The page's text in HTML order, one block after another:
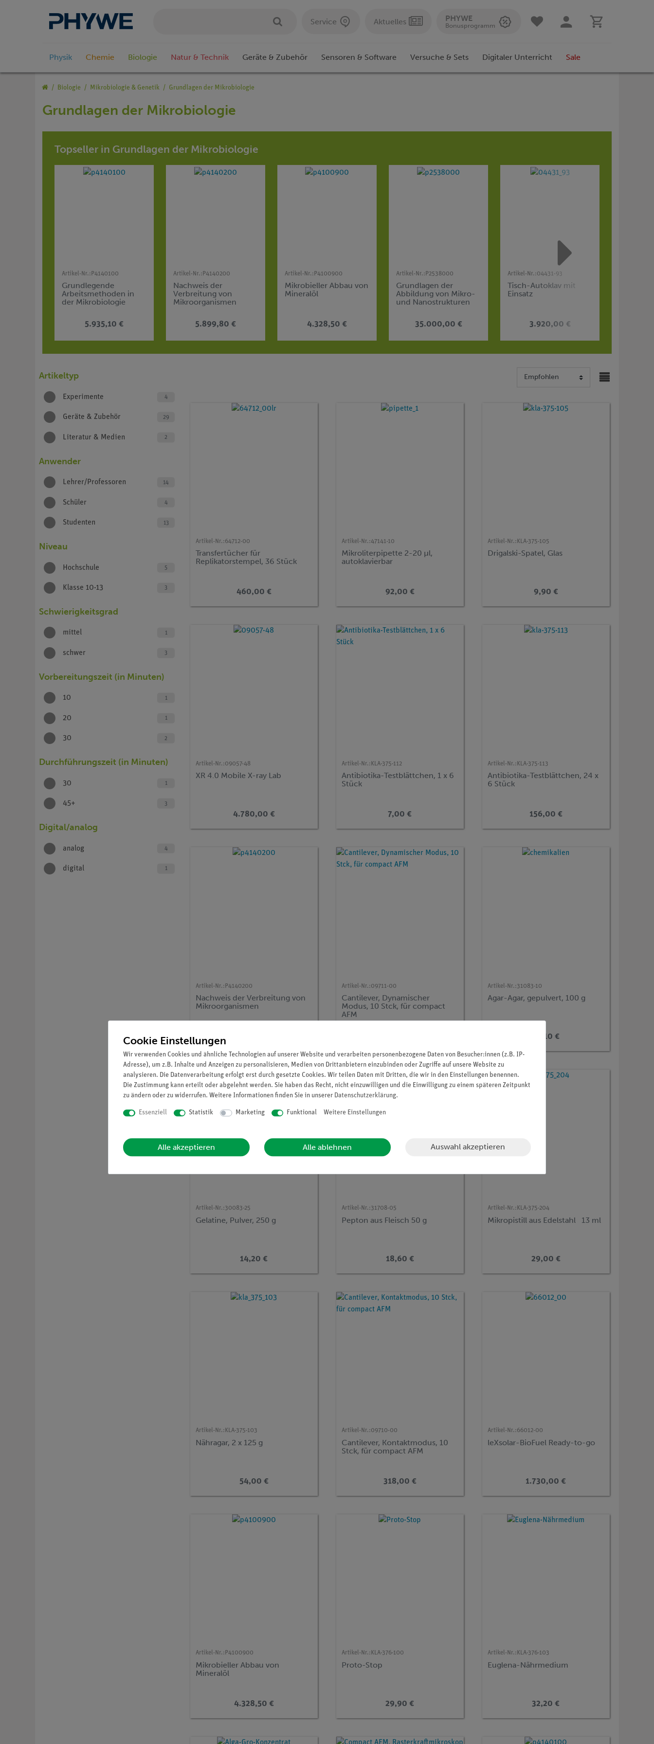
Service Aktuelles PHYWE
Bonusprogramm
Physik Chemie Biologie Natur & Technik Geräte & Zubehör Sensoren & Software Versuche & Sets Digitaler Unterricht Sale
Biologie Mikrobiologie & Genetik Grundlagen der Mikrobiologie
Grundlagen der Mikrobiologie
Topseller in Grundlagen der Mikrobiologie
Artikel-Nr.: P4140100
Grundlegende
Arbeitsmethoden in
der Mikrobiologie
5.935,10 €
Artikel-Nr.: P4140200
Nachweis der
Verbreitung von
Mikroorganismen
5.899,80 €
Artikel-Nr.: P4100900
Mikrobieller Abbau von
Mineralöl
4.328,50 €
Artikel-Nr.: P2538000
Grundlagen der
Abbildung von Mikro-
und Nanostrukturen
(AFM)35.000,00 €
Artikel-Nr.:04431-93
Tisch-Autoklav mit
Einsatz
3.920,00 €
Artikeltyp
Experimente 4
Geräte & Zubehör 29
Literatur & Medien 2
Anwender
Lehrer/Professoren 14
Schüler 4
Studenten 13
Niveau
Hochschule 5
Klasse 10-13 3
Schwierigkeitsgrad
mittel 1
schwer 3
Vorbereitungszeit (in Minuten)
10 1
20 1
30 2
Durchführungszeit (in Minuten)
30 1
45+ 3
Digital/analog
analog 4
digital 1
Artikel-Nr.:64712-00
Transfertücher für
Replikatorstempel, 36 Stück
460,00 €
Artikel-Nr.:47141-10
Mikroliterpipette 2-20 µl,
autoklavierbar
92,00 €
Artikel-Nr.: KLA-375-105
Drigalski-Spatel, Glas
9,90 €
Artikel-Nr.:09057-48
XR 4.0 Mobile X-ray Lab
4.780,00 €
Artikel-Nr.: KLA-375-112
Antibiotika-Testblättchen, 1 x 6
Stück
7,00 €
Artikel-Nr.: KLA-375-113
Antibiotika-Testblättchen, 24 x
6 Stück
156,00 €
Artikel-Nr.: P4140200
Nachweis der Verbreitung von
Mikroorganismen
Artikel-Nr.:09711-00
Cantilever, Dynamischer
Modus, 10 Stck, für compact
AFM
Artikel-Nr.:31083-10
Agar-Agar, gepulvert, 100 g
14,10 €
Artikel-Nr.:30083-25
Gelatine, Pulver, 250 g
14,20 €
Artikel-Nr.:31708-05
Pepton aus Fleisch 50 g
18,60 €
Artikel-Nr.: KLA-375-204
Mikropistill aus Edelstahl 13 ml
29,00 €
Artikel-Nr.: KLA-375-103
Nähragar, 2 x 125 g
54,00 €
Artikel-Nr.:09710-00
Cantilever, Kontaktmodus, 10
Stck, für compact AFM
318,00 €
Artikel-Nr.:66012-00
leXsolar-BioFuel Ready-to-go
1.730,00 €
Artikel-Nr.: P4100900
Mikrobieller Abbau von
Mineralöl
4.328,50 €
Artikel-Nr.: KLA-376-100
Proto-Stop
29,90 €
Artikel-Nr.: KLA-376-103
Euglena-Nährmedium
32,20 €
Cookie Einstellungen
Wir verwenden Cookies und ähnliche Technologien auf unserer Website und verarbeiten personenbezogene Daten von Besucher:innen (z.B. IP-
Adresse), um z.B. Inhalte und Anzeigen zu personalisieren, Medien von Drittanbietern einzubinden oder Zugriffe auf unsere Website zu
analysieren. Die Datenverarbeitung erfolgt erst durch gesetzte Cookies. Wir teilen Daten mit Dritten, die wir in den Einstellungen benennen.
Die Zustimmung kann erteilt oder abgelehnt werden. Sie haben das Recht, nicht einzuwilligen und die Einwilligung zu einem späteren Zeitpunkt
zu ändern oder zu widerrufen. Weitere Informationen finden Sie in unserer Daten­schutz­erklärung.
Essenziell Statistik Marketing Funktional Weitere Einstellungen
Alle akzeptieren Alle ablehnen Auswahl akzeptieren